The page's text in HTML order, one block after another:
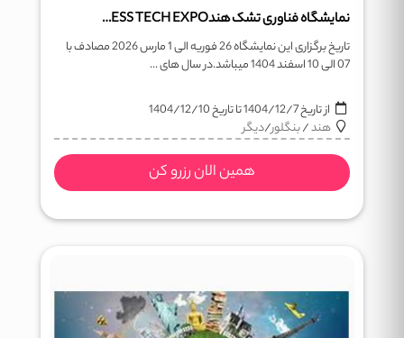
نمایشگاه فناوری تشک هندINDIA MATTRESS TECH EXPO
تاریخ برگزاری این نمایشگاه 26 فوریه الی 1 مارس 2026 مصادف با
07 الی 10 اسفند 1404 میباشد.در سال های ...
از تاریخ1404/12/7تا تاریخ1404/12/10
هند/بنگلور/دیگر
همین الان رزرو کن